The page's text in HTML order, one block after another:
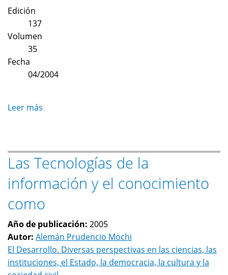
Edición
137
Volumen
35
Fecha
04/2004
Leer más
software
en
México
Las Tecnologías de la
información y el conocimiento
como
Año de publicación: 2005
Autor: Alemán Prudencio Mochi
El Desarrollo. Diversas perspectivas en las ciencias, las
instituciones, el Estado, la democracia, la cultura y la